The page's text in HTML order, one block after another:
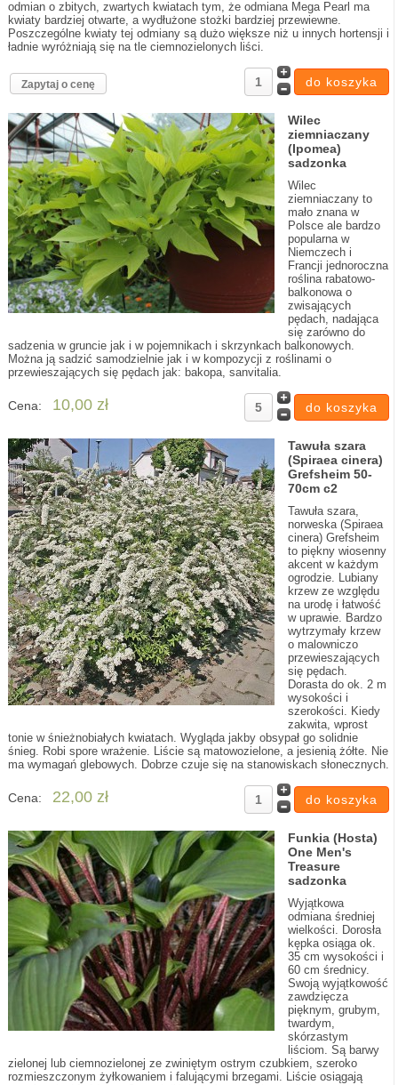
odmian o zbitych, zwartych kwiatach tym, że odmiana Mega Pearl ma
kwiaty bardziej otwarte, a wydłużone stożki bardziej przewiewne.
Poszczególne kwiaty tej odmiany są dużo większe niż u innych hortensji i
ładnie wyróżniają się na tle ciemnozielonych liści.
Zapytaj o cenę
Wilec
ziemniaczany
(Ipomea)
sadzonka
Wilec
ziemniaczany to
mało znana w
Polsce ale bardzo
popularna w
Niemczech i
Francji jednoroczna
roślina rabatowo-
balkonowa o
zwisających
pędach, nadająca
się zarówno do
sadzenia w gruncie jak i w pojemnikach i skrzynkach balkonowych.
Można ją sadzić samodzielnie jak i w kompozycji z roślinami o
przewieszających się pędach jak: bakopa, sanvitalia.
Cena: 10,00 zł
Tawuła szara
(Spiraea cinera)
Grefsheim 50-
70cm c2
Tawuła szara,
norweska (Spiraea
cinera) Grefsheim
to piękny wiosenny
akcent w każdym
ogrodzie. Lubiany
krzew ze względu
na urodę i łatwość
w uprawie. Bardzo
wytrzymały krzew
o malowniczo
przewieszających
się pędach.
Dorasta do ok. 2 m
wysokości i
szerokości. Kiedy
zakwita, wprost
tonie w śnieżnobiałych kwiatach. Wygląda jakby obsypał go solidnie
śnieg. Robi spore wrażenie. Liście są matowozielone, a jesienią żółte. Nie
ma wymagań glebowych. Dobrze czuje się na stanowiskach słonecznych.
Cena: 22,00 zł
Funkia (Hosta)
One Men's
Treasure
sadzonka
Wyjątkowa
odmiana średniej
wielkości. Dorosła
kępka osiąga ok.
35 cm wysokości i
60 cm średnicy.
Swoją wyjątkowość
zawdzięcza
pięknym, grubym,
twardym,
skórzastym
liściom. Są barwy
zielonej lub ciemnozielonej ze zwiniętym ostrym czubkiem, szeroko
rozmieszczonym żyłkowaniem i falującymi brzegami. Liście osiągają